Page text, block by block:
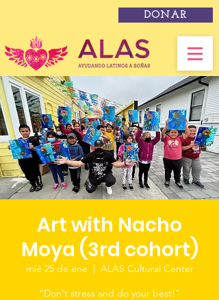
DONAR
Art with Nacho
Moya (3rd cohort)
mié 25 de ene
  |
ALAS Cultural Center
"Don't stress and do your best!"